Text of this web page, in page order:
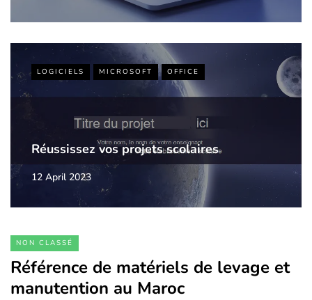
LOGICIELS MICROSOFT OFFICE
Réussissez vos projets scolaires
12 April 2023
NON CLASSÉ
Référence de matériels de levage et
manutention au Maroc